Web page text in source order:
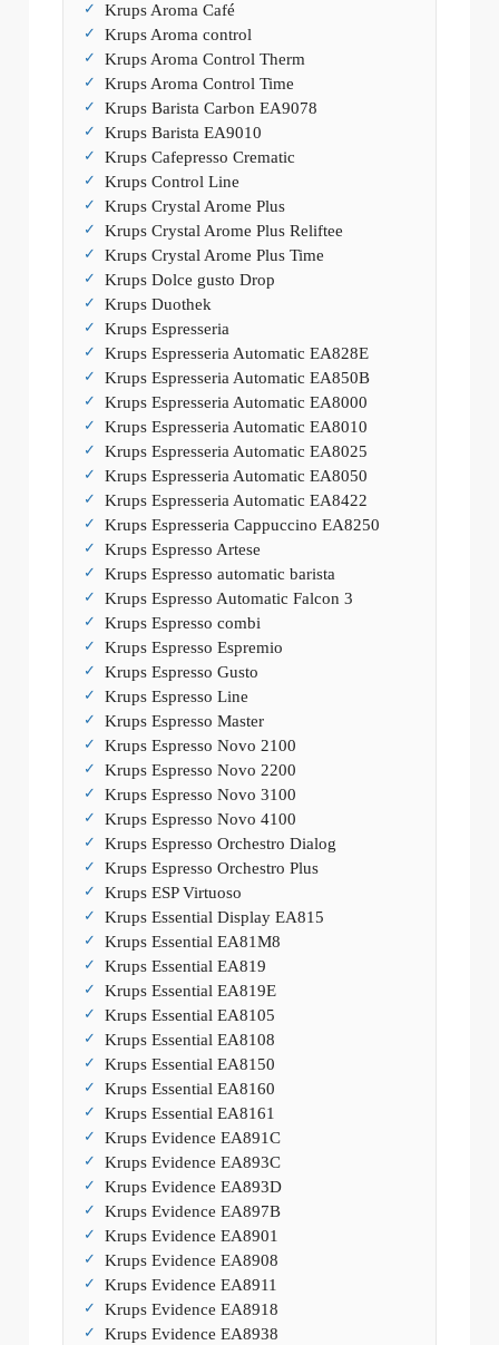
Krups Aroma Café
Krups Aroma control
Krups Aroma Control Therm
Krups Aroma Control Time
Krups Barista Carbon EA9078
Krups Barista EA9010
Krups Cafepresso Crematic
Krups Control Line
Krups Crystal Arome Plus
Krups Crystal Arome Plus Reliftee
Krups Crystal Arome Plus Time
Krups Dolce gusto Drop
Krups Duothek
Krups Espresseria
Krups Espresseria Automatic EA828E
Krups Espresseria Automatic EA850B
Krups Espresseria Automatic EA8000
Krups Espresseria Automatic EA8010
Krups Espresseria Automatic EA8025
Krups Espresseria Automatic EA8050
Krups Espresseria Automatic EA8422
Krups Espresseria Cappuccino EA8250
Krups Espresso Artese
Krups Espresso automatic barista
Krups Espresso Automatic Falcon 3
Krups Espresso combi
Krups Espresso Espremio
Krups Espresso Gusto
Krups Espresso Line
Krups Espresso Master
Krups Espresso Novo 2100
Krups Espresso Novo 2200
Krups Espresso Novo 3100
Krups Espresso Novo 4100
Krups Espresso Orchestro Dialog
Krups Espresso Orchestro Plus
Krups ESP Virtuoso
Krups Essential Display EA815
Krups Essential EA81M8
Krups Essential EA819
Krups Essential EA819E
Krups Essential EA8105
Krups Essential EA8108
Krups Essential EA8150
Krups Essential EA8160
Krups Essential EA8161
Krups Evidence EA891C
Krups Evidence EA893C
Krups Evidence EA893D
Krups Evidence EA897B
Krups Evidence EA8901
Krups Evidence EA8908
Krups Evidence EA8911
Krups Evidence EA8918
Krups Evidence EA8938